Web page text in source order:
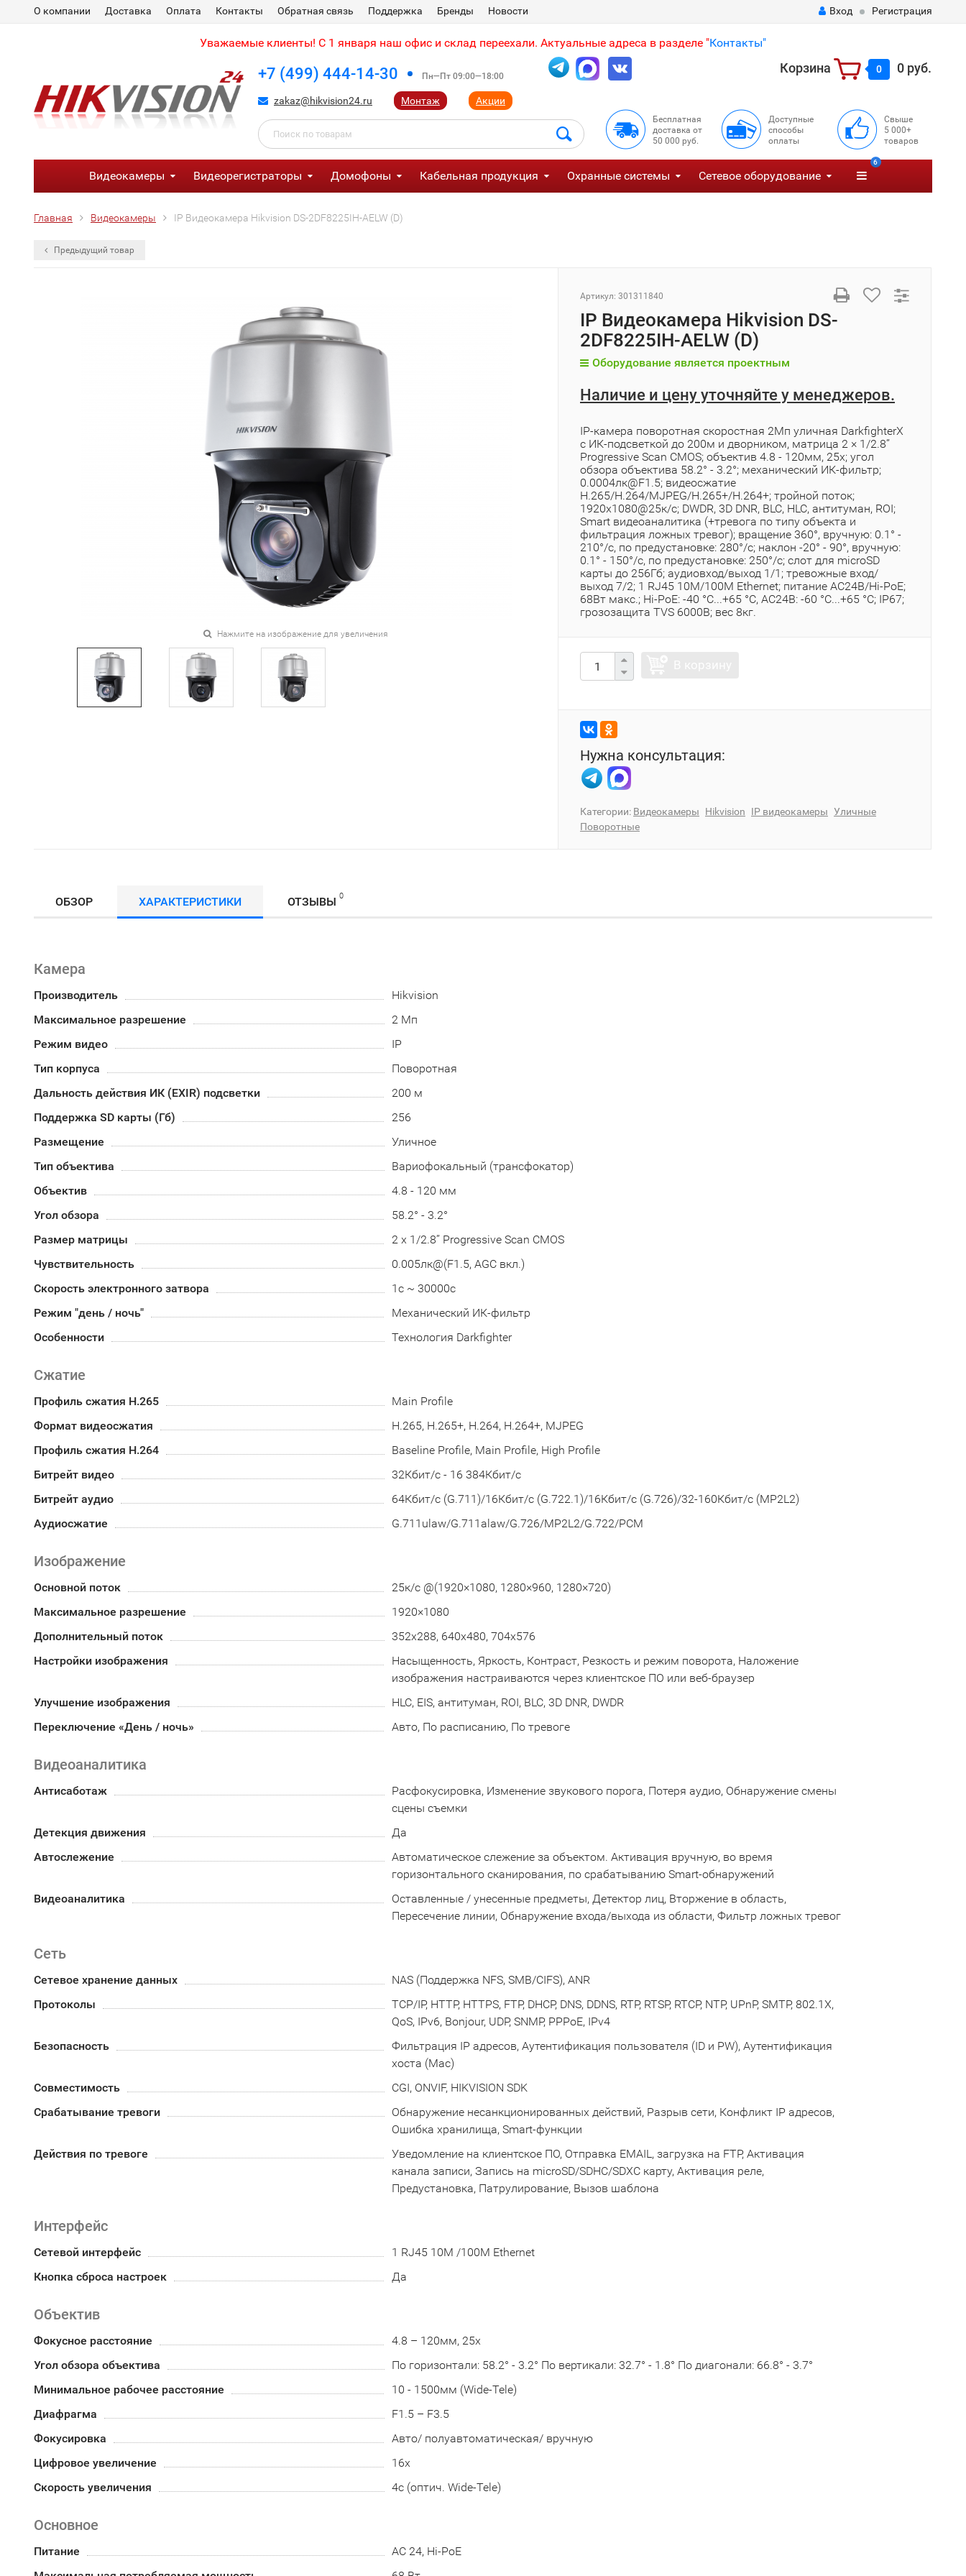
О компании Доставка Оплата Контакты Обратная связь Поддержка Бренды Новости Вход Регистрация
Уважаемые клиенты! С 1 января наш офис и склад переехали. Актуальные адреса в разделе "Контакты"
+7 (499) 444-14-30 Пн—Пт 09:00—18:00
zakaz@hikvision24.ru Монтаж Акции
Корзина 0 0 руб.
Бесплатная
доставка от
50 000 руб.
Доступные
способы
оплаты
Свыше
5 000+
товаров
Видеокамеры Видеорегистраторы Домофоны Кабельная продукция Охранные системы Сетевое оборудование
6
Главная Видеокамеры IP Видеокамера Hikvision DS-2DF8225IH-AELW (D)
Предыдущий товар
Нажмите на изображение для увеличения
Артикул: 301311840
IP Видеокамера Hikvision DS-
2DF8225IH-AELW (D)
Оборудование является проектным
Наличие и цену уточняйте у менеджеров.
IP-камера поворотная скоростная 2Мп уличная DarkfighterX
с ИК-подсветкой до 200м и дворником, матрица 2 × 1/2.8’’
Progressive Scan CMOS; объектив 4.8 - 120мм, 25x; угол
обзора объектива 58.2° - 3.2°; механический ИК-фильтр;
0.0004лк@F1.5; видеосжатие
H.265/H.264/MJPEG/H.265+/H.264+; тройной поток;
1920х1080@25к/с; DWDR, 3D DNR, BLC, HLC, антитуман, ROI;
Smart видеоаналитика (+тревога по типу объекта и
фильтрация ложных тревог); вращение 360°, вручную: 0.1° -
210°/с, по предустановке: 280°/с; наклон -20° - 90°, вручную:
0.1° - 150°/с, по предустановке: 250°/с; слот для microSD
карты до 256Гб; аудиовход/выход 1/1; тревожные вход/
выход 7/2; 1 RJ45 10M/100M Ethernet; питание AC24В/Hi-PoE;
68Вт макс.; Hi-PoE: -40 °C...+65 °C, AC24В: -60 °C...+65 °C; IP67;
грозозащита TVS 6000B; вес 8кг.
Нужна консультация:
Категории: Видеокамеры Hikvision IP видеокамеры Уличные
Поворотные
ОБЗОР ХАРАКТЕРИСТИКИ ОТЗЫВЫ 0
Камера
Производитель
Hikvision
Максимальное разрешение
2 Мп
Режим видео
IP
Тип корпуса
Поворотная
Дальность действия ИК (EXIR) подсветки
200 м
Поддержка SD карты (Гб)
256
Размещение
Уличное
Тип объектива
Вариофокальный (трансфокатор)
Объектив
4.8 - 120 мм
Угол обзора
58.2° - 3.2°
Размер матрицы
2 x 1/2.8’’ Progressive Scan CMOS
Чувствительность
0.005лк@(F1.5, AGC вкл.)
Скорость электронного затвора
1с ~ 30000с
Режим "день / ночь"
Механический ИК-фильтр
Особенности
Технология Darkfighter
Сжатие
Профиль сжатия H.265
Main Profile
Формат видеосжатия
H.265, H.265+, H.264, H.264+, MJPEG
Профиль сжатия H.264
Baseline Profile, Main Profile, High Profile
Битрейт видео
32Кбит/с - 16 384Кбит/с
Битрейт аудио
64Кбит/с (G.711)/16Кбит/с (G.722.1)/16Кбит/с (G.726)/32-160Кбит/с (MP2L2)
Аудиосжатие
G.711ulaw/G.711alaw/G.726/MP2L2/G.722/PCM
Изображение
Основной поток
25к/с @(1920×1080, 1280×960, 1280×720)
Максимальное разрешение
1920×1080
Дополнительный поток
352х288, 640x480, 704x576
Настройки изображения
Насыщенность, Яркость, Контраст, Резкость и режим поворота, Наложение
изображения настраиваются через клиентское ПО или веб-браузер
Улучшение изображения
HLC, EIS, антитуман, ROI, BLC, 3D DNR, DWDR
Переключение «День / ночь»
Авто, По расписанию, По тревоге
Видеоаналитика
Антисаботаж
Расфокусировка, Изменение звукового порога, Потеря аудио, Обнаружение смены
сцены съемки
Детекция движения
Да
Автослежение
Автоматическое слежение за объектом. Активация вручную, во время
горизонтального сканирования, по срабатыванию Smart-обнаружений
Видеоаналитика
Оставленные / унесенные предметы, Детектор лиц, Вторжение в область,
Пересечение линии, Обнаружение входа/выхода из области, Фильтр ложных тревог
Сеть
Сетевое хранение данных
NAS (Поддержка NFS, SMB/CIFS), ANR
Протоколы
TCP/IP, HTTP, HTTPS, FTP, DHCP, DNS, DDNS, RTP, RTSP, RTCP, NTP, UPnP, SMTP, 802.1X,
QoS, IPv6, Bonjour, UDP, SNMP, PPPoE, IPv4
Безопасность
Фильтрация IP адресов, Аутентификация пользователя (ID и PW), Аутентификация
хоста (Mac)
Совместимость
CGI, ONVIF, HIKVISION SDK
Срабатывание тревоги
Обнаружение несанкционированных действий, Разрыв сети, Конфликт IP адресов,
Ошибка хранилища, Smart-функции
Действия по тревоге
Уведомление на клиентское ПО, Отправка EMAIL, загрузка на FTP, Активация
канала записи, Запись на microSD/SDHC/SDXC карту, Активация реле,
Предустановка, Патрулирование, Вызов шаблона
Интерфейс
Сетевой интерфейс
1 RJ45 10M /100M Ethernet
Кнопка сброса настроек
Да
Объектив
Фокусное расстояние
4.8 – 120мм, 25x
Угол обзора объектива
По горизонтали: 58.2° - 3.2° По вертикали: 32.7° - 1.8° По диагонали: 66.8° - 3.7°
Минимальное рабочее расстояние
10 - 1500мм (Wide-Tele)
Диафрагма
F1.5 – F3.5
Фокусировка
Авто/ полуавтоматическая/ вручную
Цифровое увеличение
16х
Скорость увеличения
4с (оптич. Wide-Tele)
Основное
Питание
AC 24, Hi-PoE